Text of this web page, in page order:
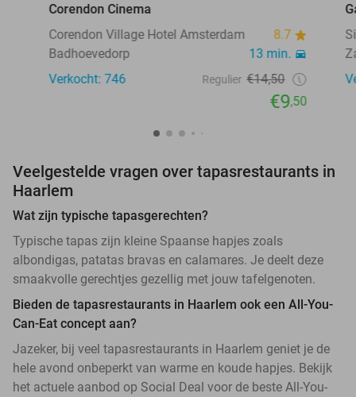
Corendon Cinema
Corendon Village Hotel Amsterdam
8.7
Badhoevedorp
13 min.
Verkocht: 746
Regulier €14,50
€9,50
Veelgestelde vragen over tapasrestaurants in
Haarlem
Wat zijn typische tapasgerechten?
Typische tapas zijn kleine Spaanse hapjes zoals
albondigas, patatas bravas en calamares. Je deelt deze
smaakvolle gerechtjes gezellig met jouw tafelgenoten.
Bieden de tapasrestaurants in Haarlem ook een All-You-
Can-Eat concept aan?
Jazeker, bij veel tapasrestaurants in Haarlem geniet je de
hele avond onbeperkt van warme en koude hapjes. Bekijk
het actuele aanbod op Social Deal voor de beste All-You-